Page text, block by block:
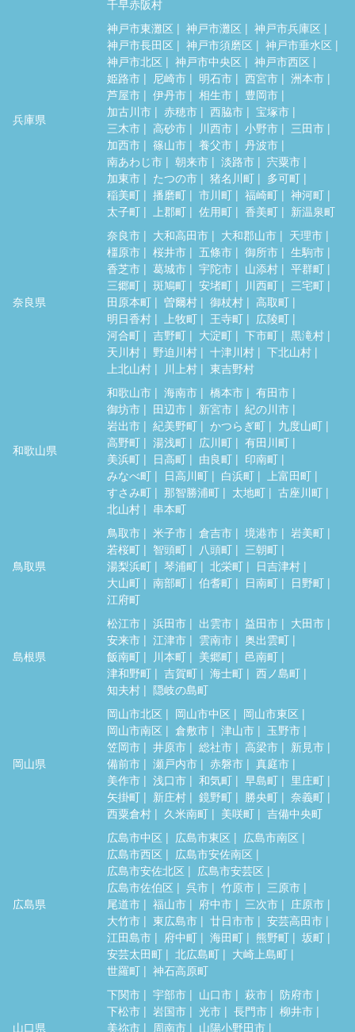
千早赤阪村
兵庫県
神戸市東灘区 神戸市灘区
神戸市兵庫区
神戸市長田区
神戸市須磨区
神戸市垂水区
神戸市北区
神戸市中央区
神戸市西区
姫路市
尼崎市 明石市 西宮市
洲本市
芦屋市
伊丹市 相生市
豊岡市
加古川市
赤穂市 西脇市
宝塚市
三木市
高砂市 川西市 小野市
三田市
加西市
篠山市 養父市
丹波市
南あわじ市
朝来市 淡路市
宍粟市
加東市
たつの市 猪名川町
多可町
稲美町
播磨町 市川町 福崎町
神河町
太子町
上郡町 佐用町 香美町 新温泉町
奈良県
奈良市 大和高田市 大和郡山市
天理市
橿原市
桜井市 五條市 御所市
生駒市
香芝市
葛城市 宇陀市 山添村
平群町
三郷町
斑鳩町 安堵町 川西町
三宅町
田原本町
曽爾村 御杖村
高取町
明日香村
上牧町 王寺町
広陵町
河合町
吉野町 大淀町 下市町
黒滝村
天川村
野迫川村 十津川村
下北山村
上北山村
川上村 東吉野村
和歌山県
和歌山市 海南市 橋本市
有田市
御坊市
田辺市 新宮市
紀の川市
岩出市
紀美野町 かつらぎ町
九度山町
高野町
湯浅町 広川町
有田川町
美浜町
日高町 由良町
印南町
みなべ町
日高川町 白浜町
上富田町
すさみ町
那智勝浦町 太地町
古座川町
北山村
串本町
鳥取県
鳥取市 米子市 倉吉市 境港市
岩美町
若桜町
智頭町 八頭町
三朝町
湯梨浜町
琴浦町 北栄町
日吉津村
大山町
南部町 伯耆町 日南町
日野町
江府町
島根県
松江市 浜田市 出雲市 益田市
大田市
安来市
江津市 雲南市
奥出雲町
飯南町
川本町 美郷町
邑南町
津和野町
吉賀町 海士町
西ノ島町
知夫村
隠岐の島町
岡山県
岡山市北区 岡山市中区
岡山市東区
岡山市南区
倉敷市 津山市
玉野市
笠岡市
井原市 総社市 高梁市
新見市
備前市
瀬戸内市 赤磐市
真庭市
美作市
浅口市 和気町 早島町
里庄町
矢掛町
新庄村 鏡野町 勝央町
奈義町
西粟倉村
久米南町 美咲町 吉備中央町
広島県
広島市中区 広島市東区
広島市南区
広島市西区
広島市安佐南区
広島市安佐北区
広島市安芸区
広島市佐伯区
呉市 竹原市
三原市
尾道市
福山市 府中市 三次市
庄原市
大竹市
東広島市 廿日市市
安芸高田市
江田島市
府中町 海田町 熊野町
坂町
安芸太田町
北広島町
大崎上島町
世羅町
神石高原町
山口県
下関市 宇部市 山口市 萩市
防府市
下松市
岩国市 光市 長門市
柳井市
美祢市
周南市
山陽小野田市